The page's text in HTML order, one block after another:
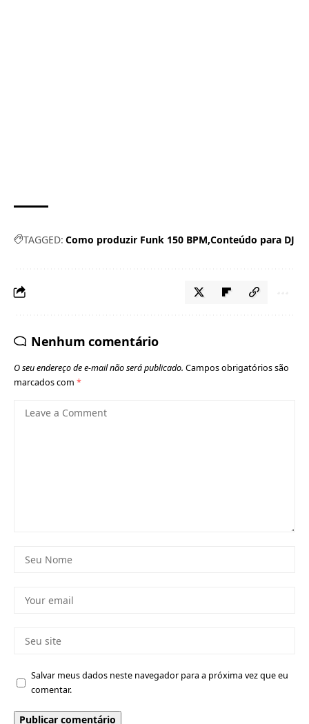
TAGGED: Como produzir Funk 150 BPM Conteúdo para DJ
Nenhum comentário
O seu endereço de e-mail não será publicado. Campos obrigatórios são
marcados com *
Salvar meus dados neste navegador para a próxima vez que eu
comentar.